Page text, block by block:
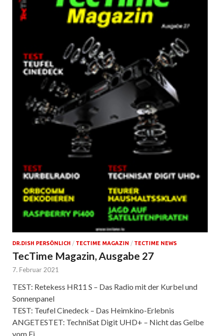
DR.DISH PERSÖNLICH / TECTIME MAGAZIN / TECTIME NEWS
TecTime Magazin, Ausgabe 27
7. Februar 2021
TEST: Retekess HR11 S – Das Radio mit der Kurbel und
Sonnenpanel
TEST: Teufel Cinedeck – Das Heimkino-Erlebnis
ANGETESTET: TechniSat Digit UHD+ – Nicht das Gelbe
vom Ei